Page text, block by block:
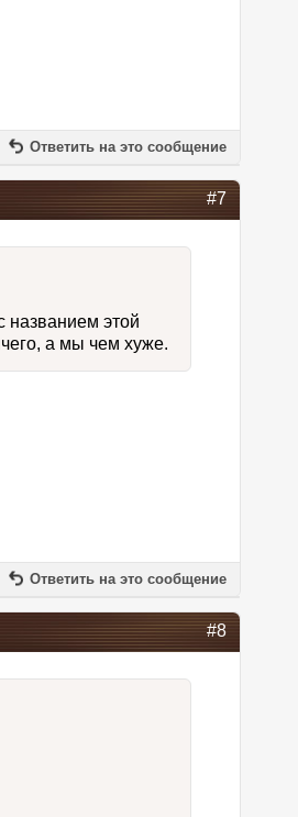
Ответить на это сообщение
#7
названием этой
а мы чем хуже.
Ответить на это сообщение
#8